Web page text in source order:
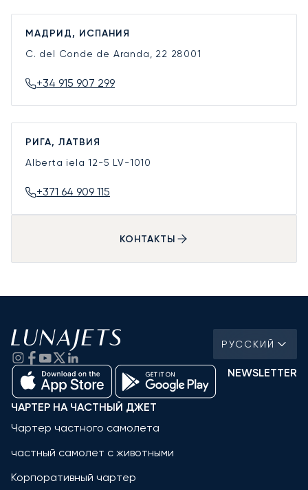
МАДРИД, ИСПАНИЯ
C. del Conde de Aranda, 22 28001
+34 915 907 299
РИГА, ЛАТВИЯ
Alberta iela 12-5 LV-1010
+371 64 909 115
КОНТАКТЫ
РУССКИЙ
NEWSLETTER
ЧАРТЕР НА ЧАСТНЫЙ ДЖЕТ
Чартер частного самолета
частный самолет с животными
Корпоративный чартер